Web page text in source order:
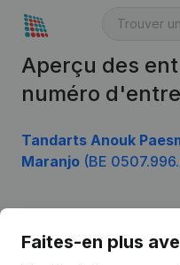
Aperçu des
numéro
Tandarts Anouk
Maranjo (BE
Faites-en plus